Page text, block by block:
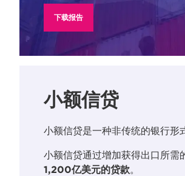
下载报告
小额信贷
小额信贷是一种非传统的银行形
小额信贷通过增加获得出口所需
1,200亿美元的贷款。